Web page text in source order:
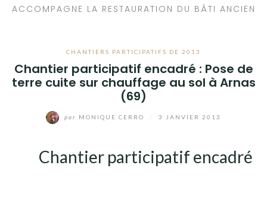
ACCOMPAGNE LA RESTAURATION DU BÂTI ANCIEN
CHANTIERS PARTICIPATIFS DE 2013
Chantier participatif encadré : Pose de
terre cuite sur chauffage au sol à Arnas
(69)
par MONIQUE CERRO 3 JANVIER 2013
Chantier participatif encadré
QUE PROPOSONS-NOUS ?